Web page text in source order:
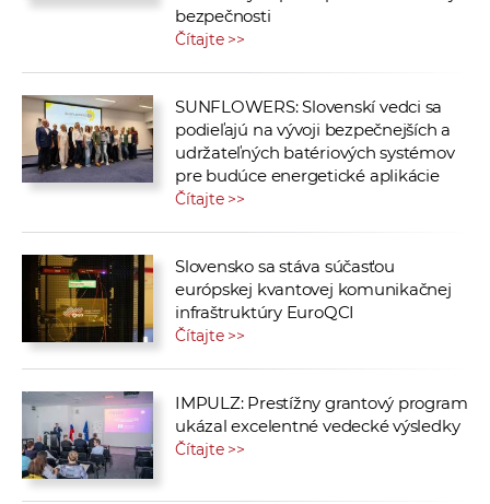
bezpečnosti
Čítajte >>
SUNFLOWERS: Slovenskí vedci sa
podieľajú na vývoji bezpečnejších a
udržateľných batériových systémov
pre budúce energetické aplikácie
Čítajte >>
Slovensko sa stáva súčasťou
európskej kvantovej komunikačnej
infraštruktúry EuroQCI
Čítajte >>
IMPULZ: Prestížny grantový program
ukázal excelentné vedecké výsledky
Čítajte >>